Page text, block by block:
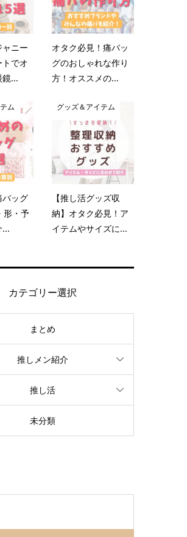
ャニー
でオ
鏡...
オタク必見！痛バッ
グのおしゃれな作り
方！オススメの...
ム
バッグ
形・予
...
グッズ＆アイテム
【推し活グッズ収
納】オタク必見！ア
イテムやサイズに...
カテゴリー選択
まとめ
推しメン紹介
推し活
未分類